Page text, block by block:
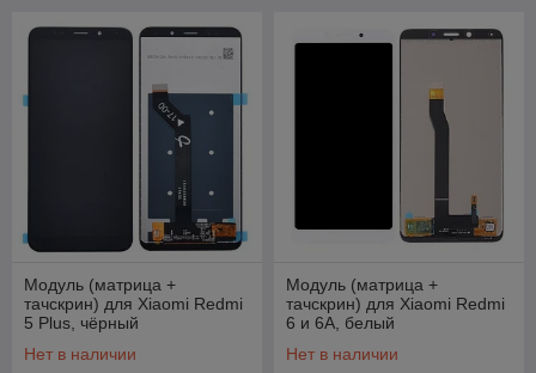
Модуль (матрица +
тачскрин) для Xiaomi Redmi
5 Plus, чёрный
Нет в наличии
Модуль (матрица +
тачскрин) для Xiaomi Redmi
6 и 6A, белый
Нет в наличии